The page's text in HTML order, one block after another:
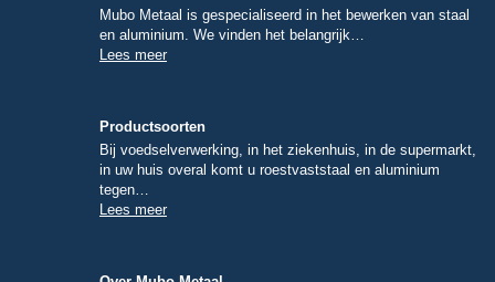
Mubo Metaal is gespecialiseerd in het bewerken van staal
en aluminium. We vinden het belangrijk…
Lees meer
Productsoorten
Bij voedselverwerking, in het ziekenhuis, in de supermarkt,
in uw huis overal komt u roestvaststaal en aluminium
tegen…
Lees meer